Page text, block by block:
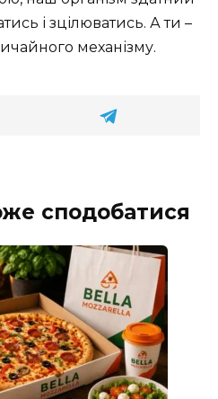
і зцілюватись. А ти –
механізму.
сподобатися